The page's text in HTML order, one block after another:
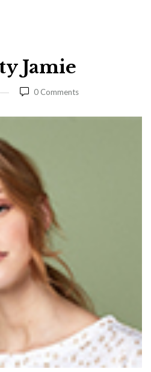
Jamie
0 Comments